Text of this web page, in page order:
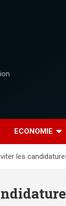
ECONOMIE
les